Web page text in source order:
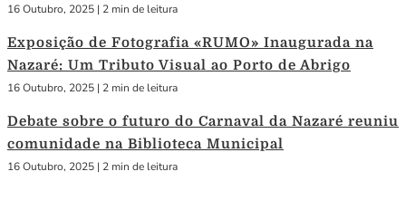
16 Outubro, 2025 | 2 min de leitura
Exposição de Fotografia «RUMO» Inaugurada na
Nazaré: Um Tributo Visual ao Porto de Abrigo
16 Outubro, 2025 | 2 min de leitura
Debate sobre o futuro do Carnaval da Nazaré reuniu
comunidade na Biblioteca Municipal
16 Outubro, 2025 | 2 min de leitura